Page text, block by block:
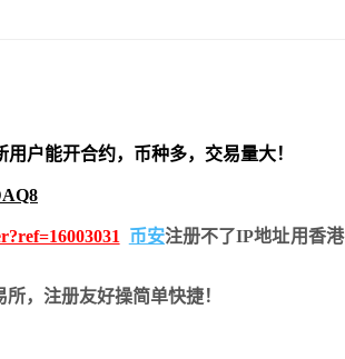
户能开合约， 币种多，交易量大！
币安注册不了IP地址用香
，注册友好操简单快捷！